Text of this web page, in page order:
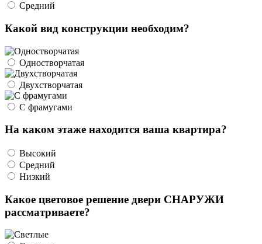
Средний
Какой вид конструкции необходим?
Одностворчатая
Двухстворчатая
С фрамугами
На каком этаже находится ваша квартира?
Высокий
Средний
Низкий
Какое цветовое решение двери СНАРУЖИ
рассматриваете?